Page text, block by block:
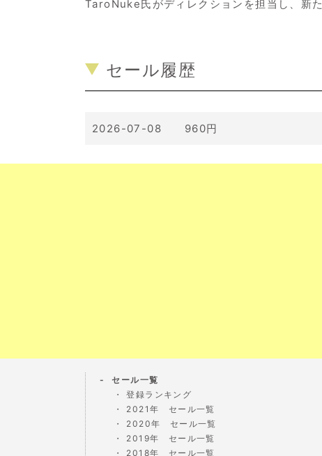
TaroNuke氏がディレクションを担当し、新
セール履歴
2026-07-08 960円
セール一覧
登録ランキング
2021年 セール一覧
2020年 セール一覧
2019年 セール一覧
2018年 セール一覧